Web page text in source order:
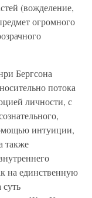
(вожделение,
огромного
Бергсона
потока
личности, с
интуиции,
также
на единственную